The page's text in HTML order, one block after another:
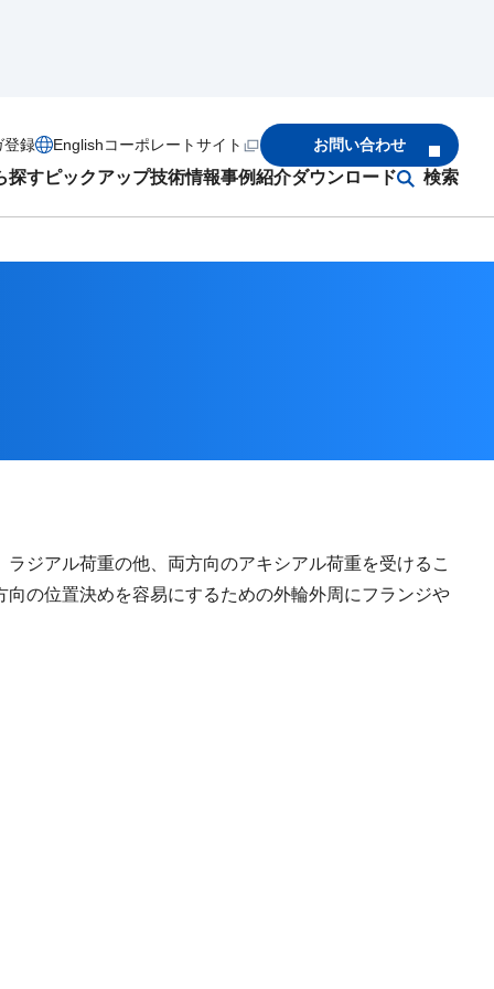
探すピックアップ技術情報事例紹介ダウンロード 検索
登録 Englishコーポレートサイト お問い合わせ
ジアル荷重の他、両方向のアキシアル荷重を受けるこ
の位置決めを容易にするための外輪外周にフランジや